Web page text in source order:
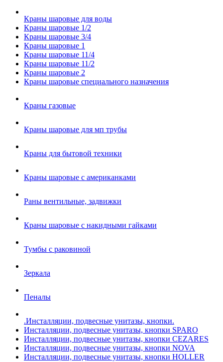
Краны шаровые для воды
Краны шаровые 1/2
Краны шаровые 3/4
Краны шаровые 1
Краны шаровые 11/4
Краны шаровые 11/2
Краны шаровые 2
Краны шаровые специального назначения
Краны газовые
Краны шаровые для мп трубы
Краны для бытовой техники
Краны шаровые с американками
Раны вентильные, задвижки
Краны шаровые с накидными гайками
Тумбы с раковиной
Зеркала
Пеналы
.Инсталляции, подвесные унитазы, кнопки.
Инсталляции, подвесные унитазы, кнопки SPARO
Инсталляции, подвесные унитазы, кнопки CEZARES
Инсталляции, подвесные унитазы, кнопки NOVA
Инсталляции, подвесные унитазы, кнопки HOLLER